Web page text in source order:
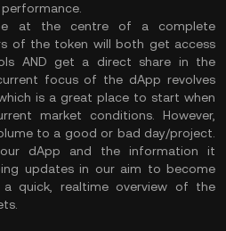
at the centre of a complete
of the token will both get access
AND get a direct share in the
focus of the dApp revolves
is a great place to start when
market conditions. However,
to a good or bad day/project.
dApp and the information it
updates in our aim to become
quick, realtime overview of the